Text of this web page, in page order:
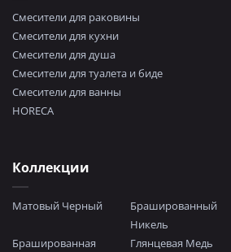
Смесители для раковины
Смесители для кухни
Смесители для душа
Смесители для туалета и биде
Смесители для ванны
HORECA
Коллекции
Матовый Черный
Брашированный
Никель
Брашированная
Глянцевая Медь